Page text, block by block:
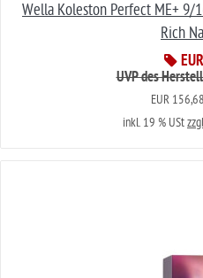
Wella Koleston Perfect ME+
Rich
UVP des
EUR
inkl. 19 % USt